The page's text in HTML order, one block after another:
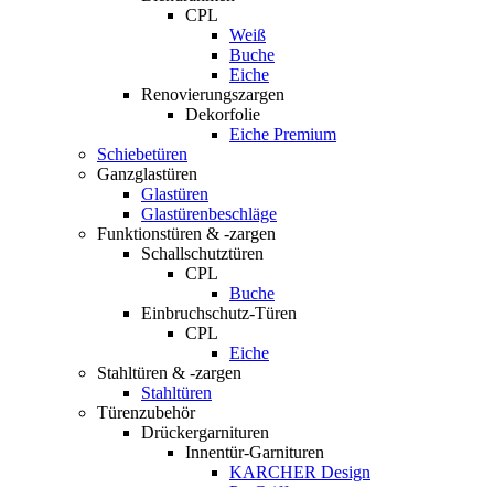
CPL
Weiß
Buche
Eiche
Renovierungszargen
Dekorfolie
Eiche Premium
Schiebetüren
Ganzglastüren
Glastüren
Glastürenbeschläge
Funktionstüren & -zargen
Schallschutztüren
CPL
Buche
Einbruchschutz-Türen
CPL
Eiche
Stahltüren & -zargen
Stahltüren
Türenzubehör
Drückergarnituren
Innentür-Garnituren
KARCHER Design